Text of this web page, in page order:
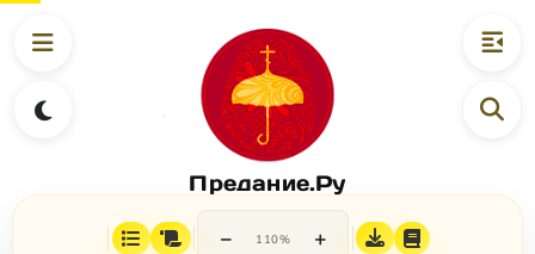
Предание.Ру
− 110% +